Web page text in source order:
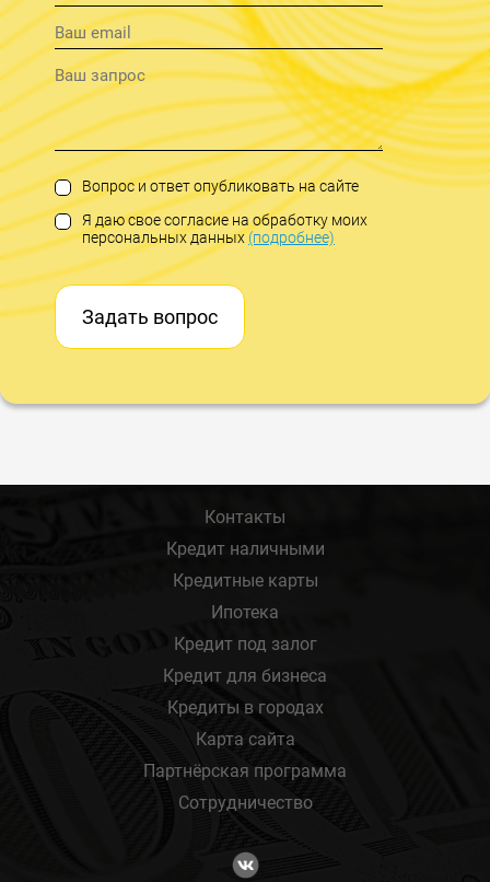
Вопрос и ответ опубликовать на сайте
Я даю свое согласие на обработку моих
персональных данных(подробнее)
Задать вопрос
Контакты
Кредит наличными
Кредитные карты
Ипотека
Кредит под залог
Кредит для бизнеса
Кредиты в городах
Карта сайта
Партнёрская программа
Сотрудничество